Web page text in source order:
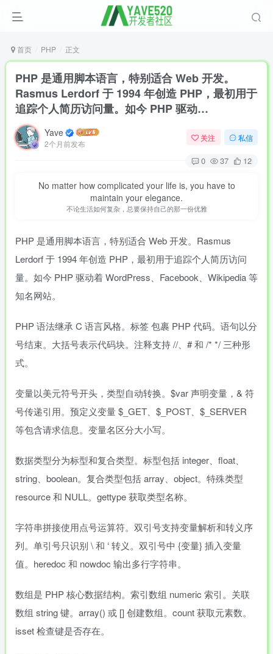
首页 PHP 正文
PHP 是通用脚本语言，特别适合 Web 开发。
Rasmus Lerdorf 于 1994 年创造 PHP，最初用于
追踪个人简历访问量。如今 PHP 驱动…
Yave
2个月前发布
关注 私信
0 37 12
No matter how complicated your life is, you have to
maintain your elegance.
不论生活如何复杂，总要保持自己的那一份优雅
PHP 是通用脚本语言，特别适合 Web 开发。Rasmus
Lerdorf 于 1994 年创造 PHP，最初用于追踪个人简历访问
量。如今 PHP 驱动着 WordPress、Facebook、Wikipedia 等
知名网站。
PHP 语法继承 C 语言风格。标签包裹 PHP 代码。语句以分
号结束。大括号表示代码块。注释支持 //、# 和 /* */ 三种形
式。
变量以美元符号开头，类型自动转换。$var 声明变量，& 符
号传递引用。预定义变量 $_GET、$_POST、$_SERVER
等包含请求信息。变量名区分大小写。
数据类型分为标型和复合类型。标型包括 integer、float、
string、boolean。复合类型包括 array、object。特殊类型
resource 和 NULL。gettype 获取类型名称。
字符串拼接使用点号运算符。双引号支持变量解析和转义序
列。单引号只识别 \ 和 ‘ 转义。双引号中 {变量} 插入变量
值。heredoc 和 nowdoc 输出多行字符串。
数组是 PHP 核心数据结构。索引数组 numeric 索引。关联
数组 string 键。array() 或 [] 创建数组。count 获取元素数。
isset 检查键是否存在。